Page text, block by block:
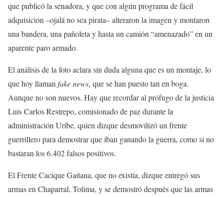
que publicó la senadora, y que con algún programa de fácil
adquisición –ojalá no sea pirata– alteraron la imagen y montaron
una bandera, una pañoleta y hasta un camión “amenazado” en un
aparente paro armado.
El análisis de la foto aclara sin duda alguna que es un montaje, lo
que hoy llaman fake news, que se han puesto tan en boga.
Aunque no son nuevos. Hay que recordar al prófugo de la justicia
Luis Carlos Restrepo, comisionado de paz durante la
administración Uribe, quien dizque desmovilizó un frente
guerrillero para demostrar que iban ganando la guerra, como si no
bastaran los 6.402 falsos positivos.
El Frente Cacique Gaitana, que no existía, dizque entregó sus
armas en Chaparral, Tolima, y se demostró después que las armas